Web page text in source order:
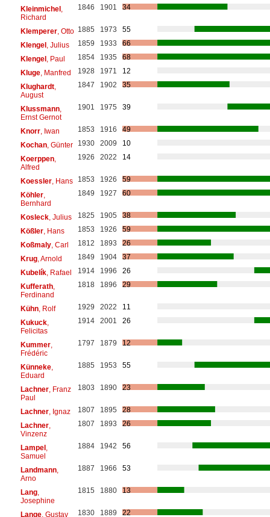
Kleinmichel ,
Richard
1846 1901 34
Klemperer, Otto 1885 1973
55
Klengel , Julius 1859 1933
66
Klengel , Paul 1854 1935
68
Kluge, Manfred 1928 1971
12
Klughardt,
August
1847 1902 35
Klussmann,
Ernst Gernot
1901 1975 39
Knorr, Iwan 1853 1916
49
Kochan, Günter 1930 2009
10
Koerppen,
Alfred
1926 2022 14
Koessler, Hans 1853 1926
59
Köhler,
Bernhard
1849 1927 60
Kosleck, Julius 1825 1905
38
Kößler, Hans 1853 1926
59
Koßmaly, Carl 1812 1893
26
Krug, Arnold 1849 1904
37
Kubelík, Rafael 1914 1996
26
Kufferath,
Ferdinand
1818 1896 29
Kühn, Rolf 1929 2022
11
Kukuck,
Felicitas
1914 2001 26
Kummer,
Frédéric
1797 1879 12
Künneke,
Eduard
1885 1953 55
Lachner, Franz
Paul
1803 1890 23
Lachner, Ignaz 1807 1895
28
Lachner,
Vinzenz
1807 1893 26
Lampel ,
Samuel
1884 1942 56
Landmann,
Arno
1887 1966 53
Lang,
Josephine
1815 1880 13
Lange, Gustav 1830 1889 22